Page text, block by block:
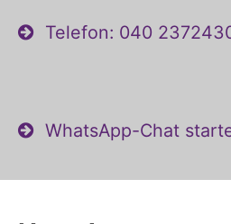
Telefon: 040
WhatsApp-Chat